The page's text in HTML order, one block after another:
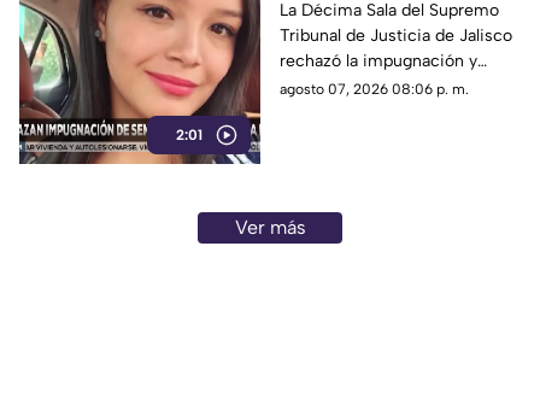
2:01
por el feminicidio de
Isis Urteaga
La Décima Sala del Supremo
Tribunal de Justicia de Jalisco
rechazó la impugnación y
confirmó la sentencia contra
agosto 07, 2026 08:06 p. m.
Ver más